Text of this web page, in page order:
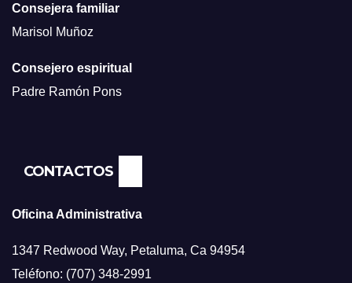
Consejera familiar
Marisol Muñoz
Consejero espiritual
Padre Ramón Pons
CONTACTOS
Oficina Administrativa
1347 Redwood Way, Petaluma, Ca 94954
Teléfono: (707) 348-2991